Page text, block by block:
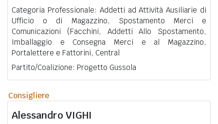
Categoria Professionale: Addetti ad Attività Ausiliarie di
Ufficio o di Magazzino, Spostamento Merci e
Comunicazioni (Facchini, Addetti Allo Spostamento,
Imballaggio e Consegna Merci e al Magazzino,
Portalettere e Fattorini, Central
Partito/Coalizione: Progetto Gussola
Consigliere
Alessandro VIGHI